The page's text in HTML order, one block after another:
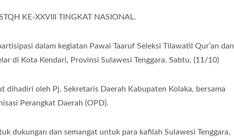
KE-XXVIII TINGKAT NASIONAL.
dalam kegiatan Pawai Taaruf Seleksi Tilawatil Qur’an dan
di Kota Kendari, Provinsi Sulawesi Tenggara. Sabtu, (11/10)
dihadiri oleh Pj. Sekretaris Daerah Kabupaten Kolaka, bersama
Perangkat Daerah (OPD).
dukungan dan semangat untuk para kafilah Sulawesi Tenggara,